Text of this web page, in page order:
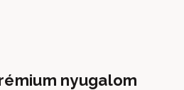
nyugalom